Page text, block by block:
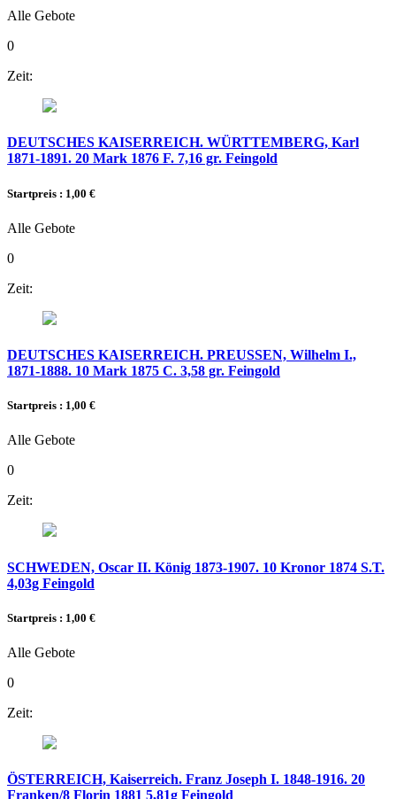
Alle Gebote
0
Zeit:
DEUTSCHES KAISERREICH. WÜRTTEMBERG, Karl
1871-1891. 20 Mark 1876 F. 7,16 gr. Feingold
Startpreis : 1,00 €
Alle Gebote
0
Zeit:
DEUTSCHES KAISERREICH. PREUSSEN, Wilhelm I.,
1871-1888. 10 Mark 1875 C. 3,58 gr. Feingold
Startpreis : 1,00 €
Alle Gebote
0
Zeit:
SCHWEDEN, Oscar II. König 1873-1907. 10 Kronor 1874 S.T.
4,03g Feingold
Startpreis : 1,00 €
Alle Gebote
0
Zeit:
ÖSTERREICH, Kaiserreich. Franz Joseph I. 1848-1916. 20
Franken/8 Florin 1881 5,81g Feingold